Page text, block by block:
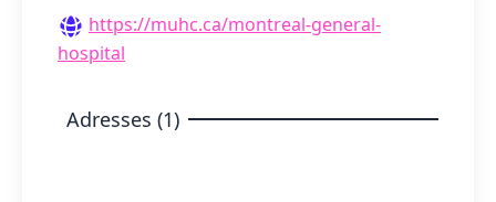
https://muhc.ca/montreal-general-
hospital
Adresses (1)